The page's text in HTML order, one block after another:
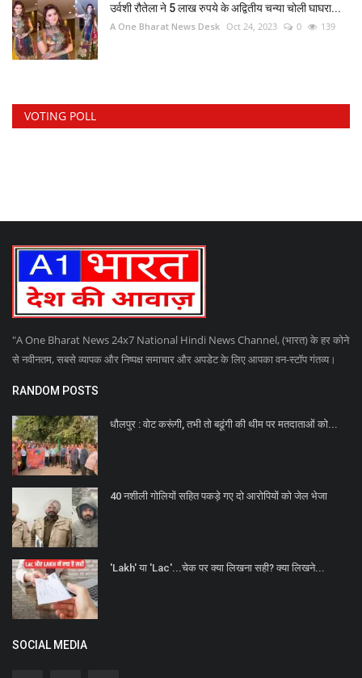
उर्वशी रौतेला ने 5 लाख रुपये के अद्वितीय चन्या चोली घाघरा...
A One Bharat News Desk Oct 24, 2023 0 139
VOTING POLL
"A One Bharat News 24x7 National Hindi News Channel, (भारत) के हर कोने
से नवीनतम, सबसे व्यापक और निष्पक्ष समाचार और अपडेट के लिए आपका वन-स्टॉप गंतव्य।
RANDOM POSTS
धौलपुर : वोट करूंगी, तभी तो बढूंगी की थीम पर मतदाताओं को...
40 नशीली गोलियों सहित पकड़े गए दो आरोपियों को जेल भेजा
'Lakh' या 'Lac'...चेक पर क्‍या ल‍िखना सही? क्‍या ल‍िखने...
SOCIAL MEDIA